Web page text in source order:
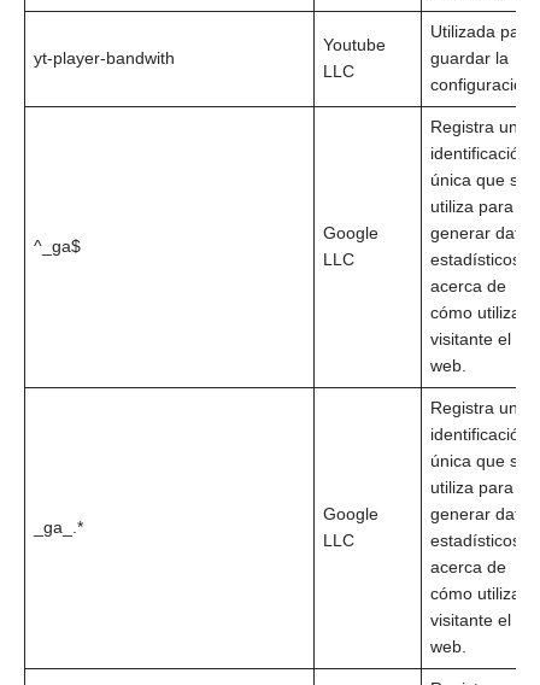
yt-player-bandwith
Youtube
LLC
Utilizada para
guardar la
configuración
^_ga$
Google
LLC
Registra una
identificación
única que se
utiliza para
generar datos
estadísticos
acerca de
cómo utiliza el
visitante el
web.
_ga_.*
Google
LLC
Registra una
identificación
única que se
utiliza para
generar datos
estadísticos
acerca de
cómo utiliza el
visitante el
web.